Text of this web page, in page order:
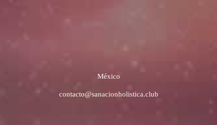
México
contacto@sanacionholistica.club